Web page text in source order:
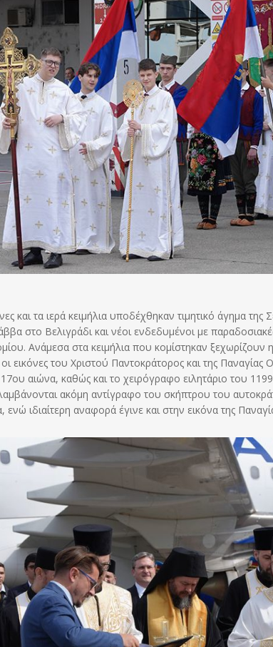
και τα ιερά κειμήλια υποδέχθηκαν τιμητικό άγημα
στο Βελιγράδι και νέοι ενδεδυμένοι με
Ανάμεσα στα κειμήλια που κομίστηκαν ξεχωρίζουν
εικόνες του Χριστού Παντοκράτορος και της
αιώνα, καθώς και το χειρόγραφο ειλητάριο του
ακόμη αντίγραφο του σκήπτρου του
ιδιαίτερη αναφορά έγινε και στην εικόνα της